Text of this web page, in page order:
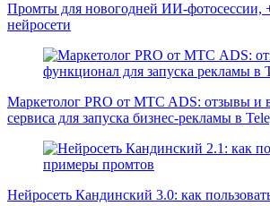
Промты для новогодней ИИ-фотосессии,
нейросети
Маркетолог PRO от MTC ADS: отзывы и
сервиса для запуска бизнес-рекламы в
Нейросеть Кандинский 3.0: как